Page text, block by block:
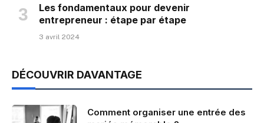
Les fondamentaux pour devenir
entrepreneur : étape par étape
3 avril 2024
DÉCOUVRIR DAVANTAGE
Comment organiser une entrée des